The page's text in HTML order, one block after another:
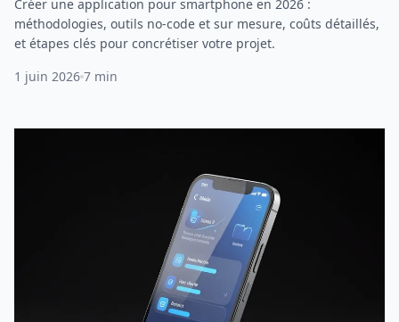
Créer une application pour smartphone en 2026 :
méthodologies, outils no-code et sur mesure, coûts détaillés,
et étapes clés pour concrétiser votre projet.
1 juin 2026 7 min